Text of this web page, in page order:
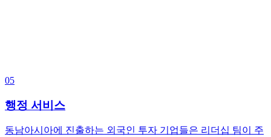
05
행정 서비스
동남아시아에 진출하는 외국인 투자 기업들은 리더십 팀이 주